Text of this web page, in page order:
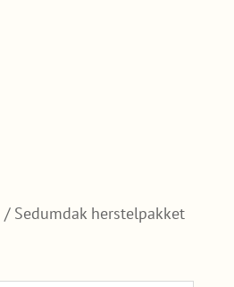
/ Sedumdak herstelpakket